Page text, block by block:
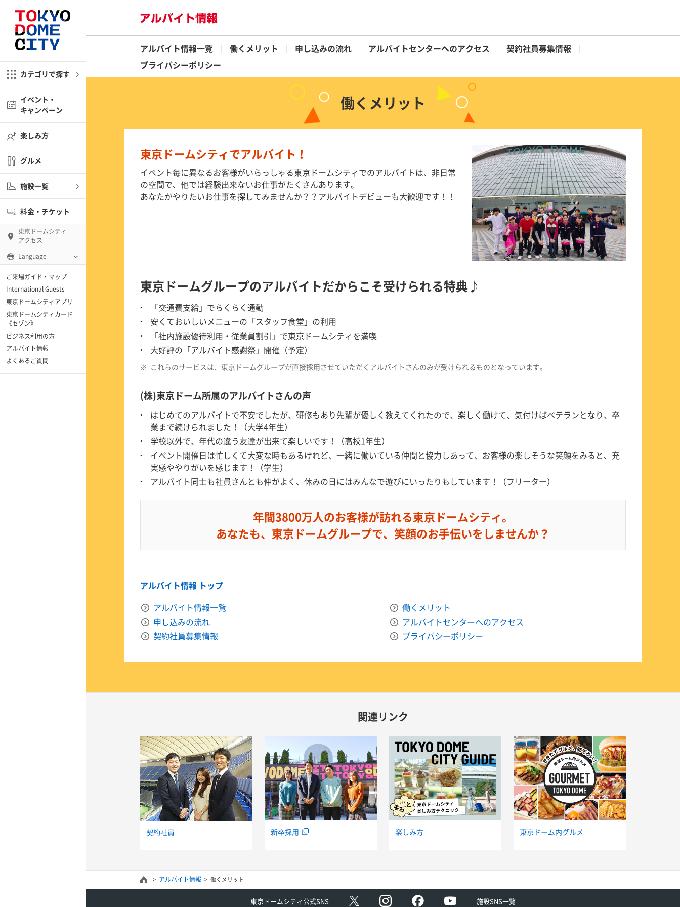
カテゴリで探す
閉じる
キッズ
ショップ
イベント・
キャンペーン
楽しみ方
グルメ
施設一覧
閉じる
クションズ
アソボーノ)
業施設
トラン
ドーム
ンキュー)
アーモ)
「blue-ing!」
料金・チケット
東京ドームシティ
アクセス
Language
ご来場ガイド・マップ
International Guests
東京ドームシティアプリ
東京ドームシティカード
《セゾン》
ビジネス利用の方
アルバイト情報
よくあるご質問
アルバイト情報一覧 働くメリット 申し込みの流れ アルバイトセンターへのアクセス
契約社員募集情報
プライバシーポリシー
働くメリット
東京ドームシティでアルバイト！
イベント毎に異なるお客様がいらっしゃる東京ドームシティでのアルバイトは、非日常
の空間で、他では経験出来ないお仕事がたくさんあります。
あなたがやりたいお仕事を探してみませんか？？アルバイトデビューも大歓迎です！！
東京ドームグループのアルバイトだからこそ受けられる特典♪
「交通費支給」でらくらく通勤
安くておいしいメニューの「スタッフ食堂」の利用
「社内施設優待利用・従業員割引」で東京ドームシティを満喫
大好評の「アルバイト感謝祭」開催（予定）
※ これらのサービスは、東京ドームグループが直接採用させていただくアルバイトさんのみが受けられるものとなっています。
(株)東京ドーム所属のアルバイトさんの声
はじめてのアルバイトで不安でしたが、研修もあり先輩が優しく教えてくれたので、楽しく働けて、気付けばベテランとなり、卒
業まで続けられました！（大学4年生）
学校以外で、年代の違う友達が出来て楽しいです！（高校1年生）
イベント開催日は忙しくて大変な時もあるけれど、一緒に働いている仲間と協力しあって、お客様の楽しそうな笑顔をみると、充
実感ややりがいを感じます！（学生）
アルバイト同士も社員さんとも仲がよく、休みの日にはみんなで遊びにいったりもしています！（フリーター）
年間3800万人のお客様が訪れる東京ドームシティ。
あなたも、東京ドームグループで、笑顔のお手伝いをしませんか？
アルバイト情報 トップ
アルバイト情報一覧
働くメリット
申し込みの流れ
アルバイトセンターへのアクセス
契約社員募集情報
プライバシーポリシー
関連リンク
契約社員 新卒採用 楽しみ方 東京ドーム内グルメ
アルバイト情報 働くメリット
東京ドームシティ公式SNS Instagram facebook Youtube施設SNS一覧